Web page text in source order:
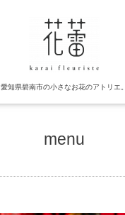
愛知県碧南市の小さなお花のアトリエ。
menu